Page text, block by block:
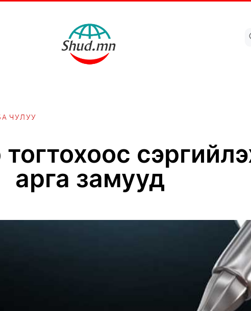
ЧУЛУУ
арга замууд